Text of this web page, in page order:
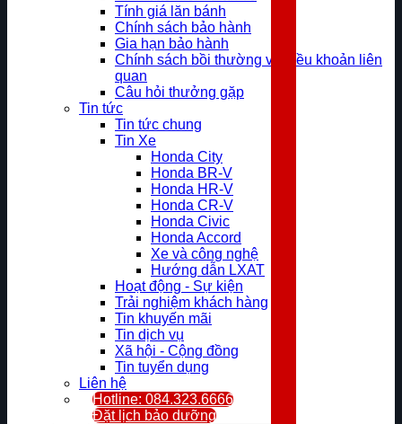
Tính giá lăn bánh
Chính sách bảo hành
Gia hạn bảo hành
Chính sách bồi thường và điều khoản liên
quan
Câu hỏi thưởng gặp
Tin tức
Tin tức chung
Tin Xe
Honda City
Honda BR-V
Honda HR-V
Honda CR-V
Honda Civic
Honda Accord
Xe và công nghệ
Hướng dẫn LXAT
Hoạt động - Sự kiện
Trải nghiệm khách hàng
Tin khuyến mãi
Tin dịch vụ
Xã hội - Cộng đồng
Tin tuyển dụng
Liên hệ
Hotline: 084.323.6666
Đặt lịch bảo dưỡng